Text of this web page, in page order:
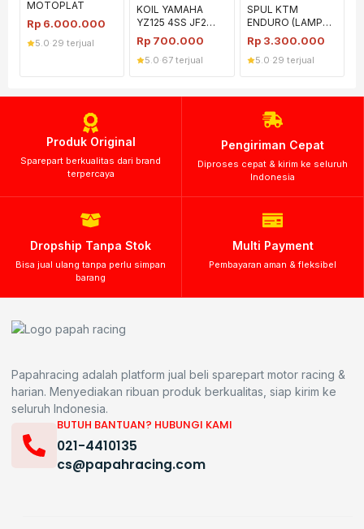
MOTOPLAT
Rp 6.000.000
5.0 29 terjual
KOIL YAMAHA
YZ125 4SS JF2
MORIC ASLI
Rp 700.000
5.0 67 terjual
SPUL KTM
ENDURO (LAMPU)
COPOTAN
Rp 3.300.000
5.0 29 terjual
Produk Original
Sparepart berkualitas dari brand
terpercaya
Pengiriman Cepat
Diproses cepat & kirim ke seluruh
Indonesia
Dropship Tanpa Stok
Bisa jual ulang tanpa perlu simpan
barang
Multi Payment
Pembayaran aman & fleksibel
Papahracing adalah platform jual beli sparepart motor racing &
harian. Menyediakan ribuan produk berkualitas, siap kirim ke
seluruh Indonesia.
BUTUH BANTUAN? HUBUNGI KAMI
021-4410135
cs@papahracing.com